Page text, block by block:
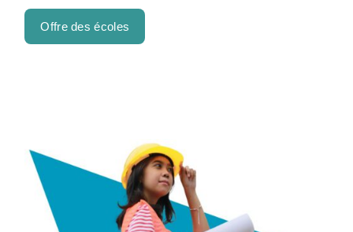
Offre des écoles